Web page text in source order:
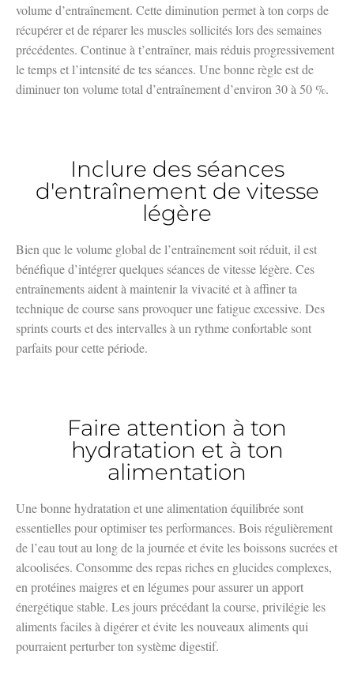
volume d’entraînement. Cette diminution permet à ton corps de
récupérer et de réparer les muscles sollicités lors des semaines
précédentes. Continue à t’entraîner, mais réduis progressivement
le temps et l’intensité de tes séances. Une bonne règle est de
diminuer ton volume total d’entraînement d’environ 30 à 50 %.
Inclure des séances
d'entraînement de vitesse
légère
Bien que le volume global de l’entraînement soit réduit, il est
bénéfique d’intégrer quelques séances de vitesse légère. Ces
entraînements aident à maintenir la vivacité et à affiner ta
technique de course sans provoquer une fatigue excessive. Des
sprints courts et des intervalles à un rythme confortable sont
parfaits pour cette période.
Faire attention à ton
hydratation et à ton
alimentation
Une bonne hydratation et une alimentation équilibrée sont
essentielles pour optimiser tes performances. Bois régulièrement
de l’eau tout au long de la journée et évite les boissons sucrées et
alcoolisées. Consomme des repas riches en glucides complexes,
en protéines maigres et en légumes pour assurer un apport
énergétique stable. Les jours précédant la course, privilégie les
aliments faciles à digérer et évite les nouveaux aliments qui
pourraient perturber ton système digestif.